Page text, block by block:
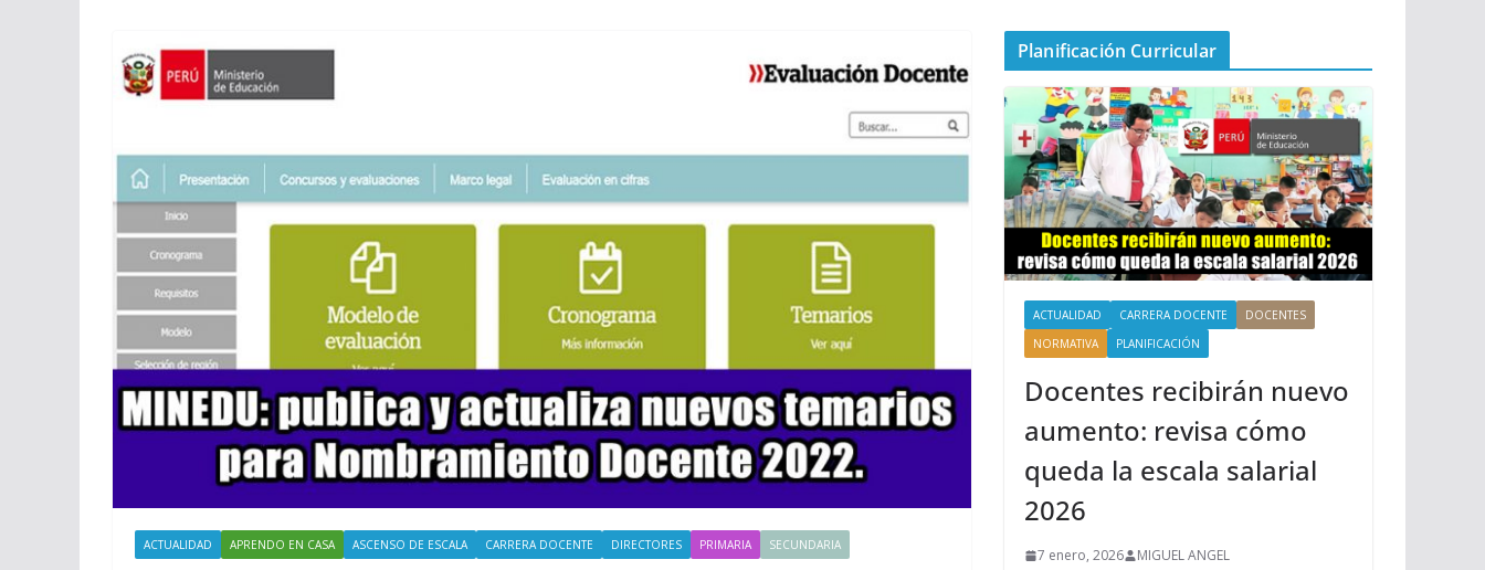
ACTUALIDAD APRENDO EN CASA ASCENSO DE ESCALA CARRERA DOCENTE DIRECTORES PRIMARIA SECUNDARIA
Planificación Curricular
ACTUALIDAD CARRERA DOCENTE
DOCENTES
NORMATIVA
PLANIFICACIÓN
Docentes recibirán nuevo
aumento: revisa cómo
queda la escala salarial
2026
7 enero, 2026 MIGUEL ANGEL